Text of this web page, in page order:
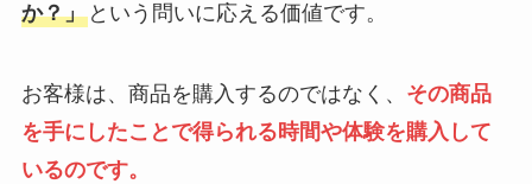
か？」という問いに応える価値です。
お客様は、商品を購入するのではなく、 その商品
を手にしたことで得られる時間や体験を購入して
いるのです。